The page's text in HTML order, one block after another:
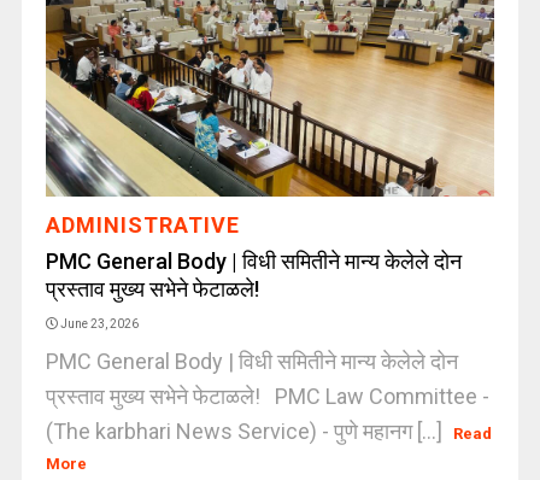
ADMINISTRATIVE
PMC General Body | विधी समितीने मान्य केलेले दोन
प्रस्ताव मुख्य सभेने फेटाळले!
June 23, 2026
PMC General Body | विधी समितीने मान्य केलेले दोन
प्रस्ताव मुख्य सभेने फेटाळले! PMC Law Committee -
(The karbhari News Service) - पुणे महानग [...]
Read
More